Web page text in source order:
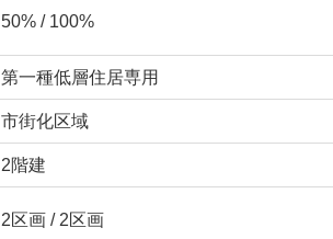
50% / 100%
第一種低層住居専用
市街化区域
2階建
2区画 / 2区画